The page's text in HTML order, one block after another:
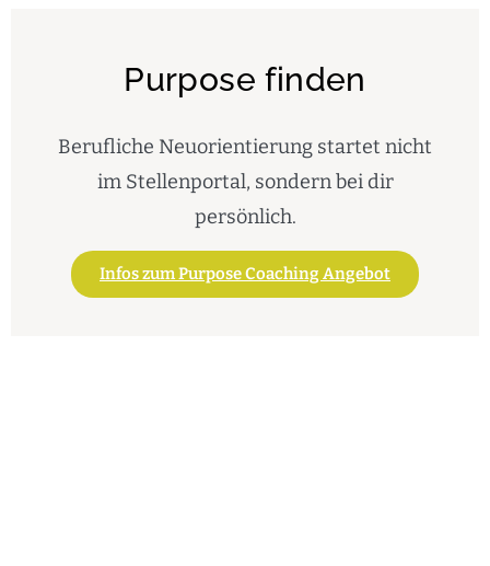
Purpose finden
Berufliche Neuorientierung startet nicht
im Stellenportal, sondern bei dir
persönlich.
Infos zum Purpose Coaching Angebot